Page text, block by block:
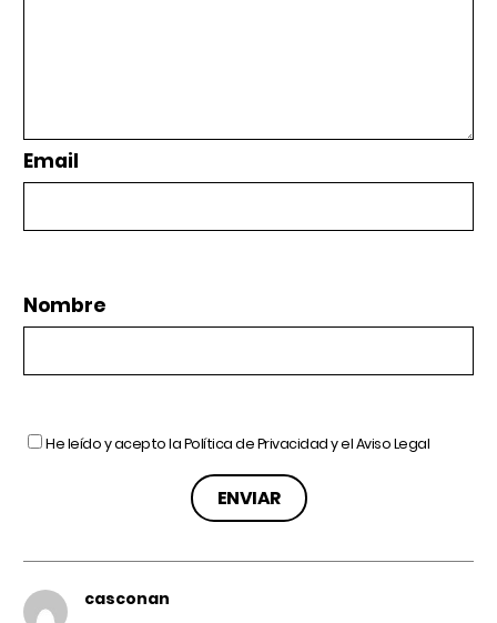
Email
Nombre
He leído y acepto laPolítica de Privacidady elAviso Legal
casconan